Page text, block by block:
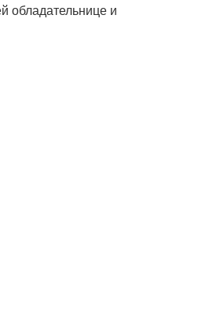
обладательнице и